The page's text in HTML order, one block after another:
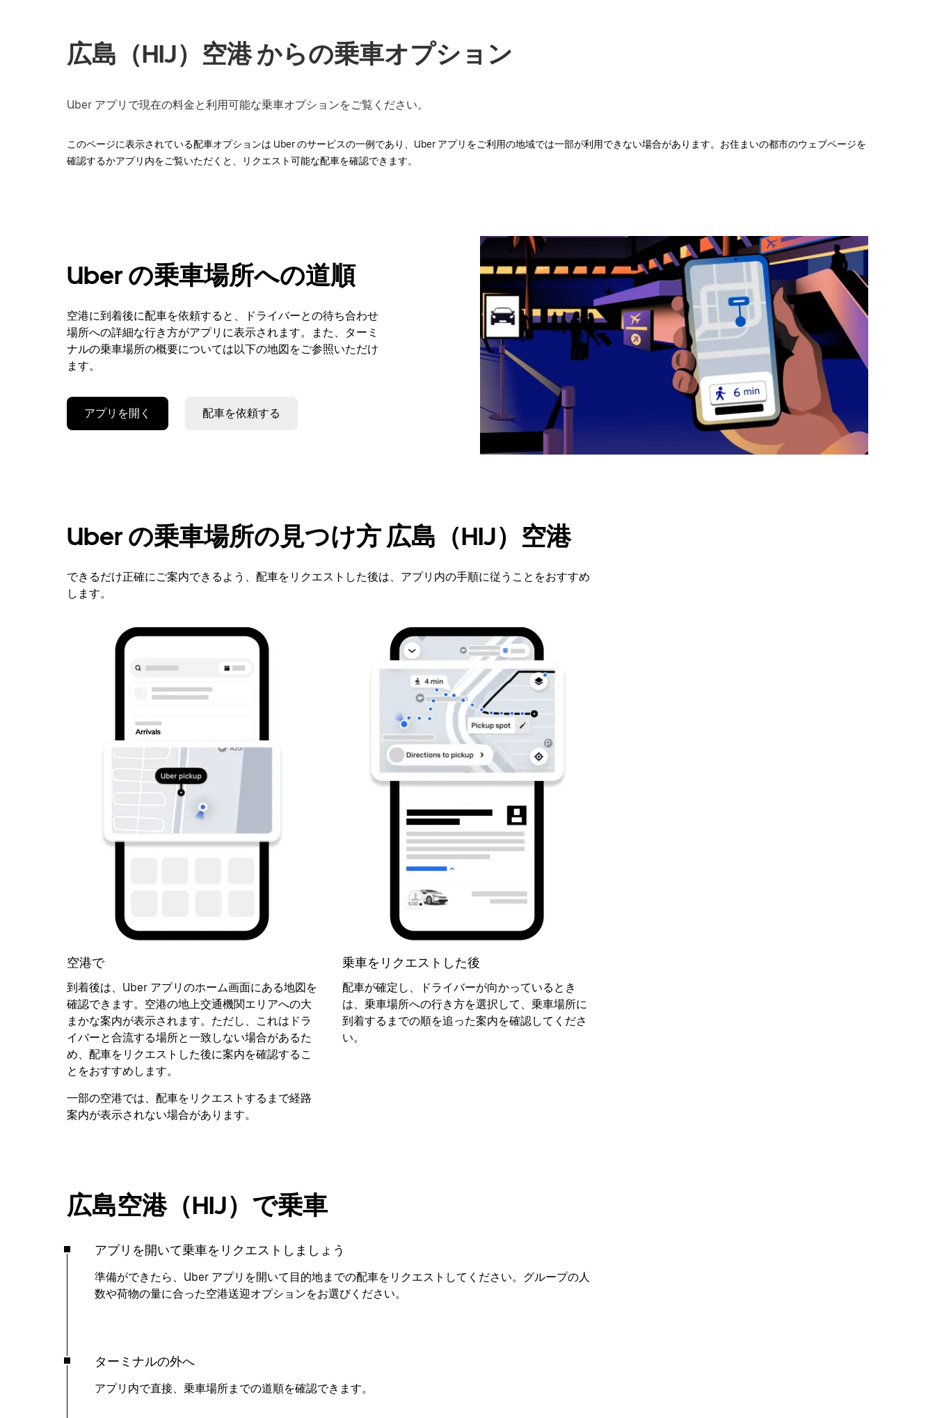
広島（HIJ）空港 からの乗車オプション
Uber アプリで現在の料金と利用可能な乗車オプションをご覧ください。
このページに表示されている配車オプションは Uber のサービスの一例であり、Uber アプリをご利用の地域では一部が利用できない場合があります。お住まいの都市のウェブページを
確認するかアプリ内をご覧いただくと、リクエスト可能な配車を確認できます。
Uber の乗車場所への道順
空港に到着後に配車を依頼すると、ドライバーとの待ち合わせ
場所への詳細な行き方がアプリに表示されます。また、ターミ
ナルの乗車場所の概要については以下の地図をご参照いただけ
ます。
アプリを開く 配車を依頼する
Uber の乗車場所の見つけ方 広島（HIJ）空港
できるだけ正確にご案内できるよう、配車をリクエストした後は、アプリ内の手順に従うことをおすすめ
します。
空港で
到着後は、Uber アプリのホーム画面にある地図を
確認できます。空港の地上交通機関エリアへの大
まかな案内が表示されます。ただし、これはドラ
イバーと合流する場所と一致しない場合があるた
め、配車をリクエストした後に案内を確認するこ
とをおすすめします。
一部の空港では、配車をリクエストするまで経路
案内が表示されない場合があります。
乗車をリクエストした後
配車が確定し、ドライバーが向かっているとき
は、 乗車場所への行き方を選択して、乗車場所に
到着するまでの順を追った案内を確認してくださ
い。
広島空港（HIJ）で乗車
アプリを開いて乗車をリクエストしましょう
準備ができたら、Uber アプリを開いて目的地までの配車をリクエストしてください。グループの人
数や荷物の量に合った空港送迎オプションをお選びください。
ターミナルの外へ
アプリ内で直接、乗車場所までの道順を確認できます。